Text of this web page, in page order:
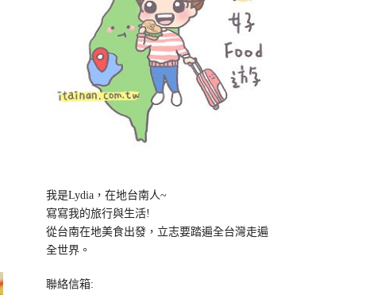
我是Lydia，在地台南人~
寫寫我的旅行與生活!
從台南在地美食出發，立志要踏遍全台灣走遍
全世界。
聯絡信箱: